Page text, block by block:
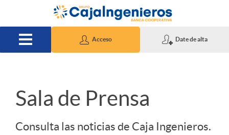
Saltar al contenido principal
Acceso Date de alta
S
Sala de Prensa
Consulta las noticias de Caja Ingenieros.